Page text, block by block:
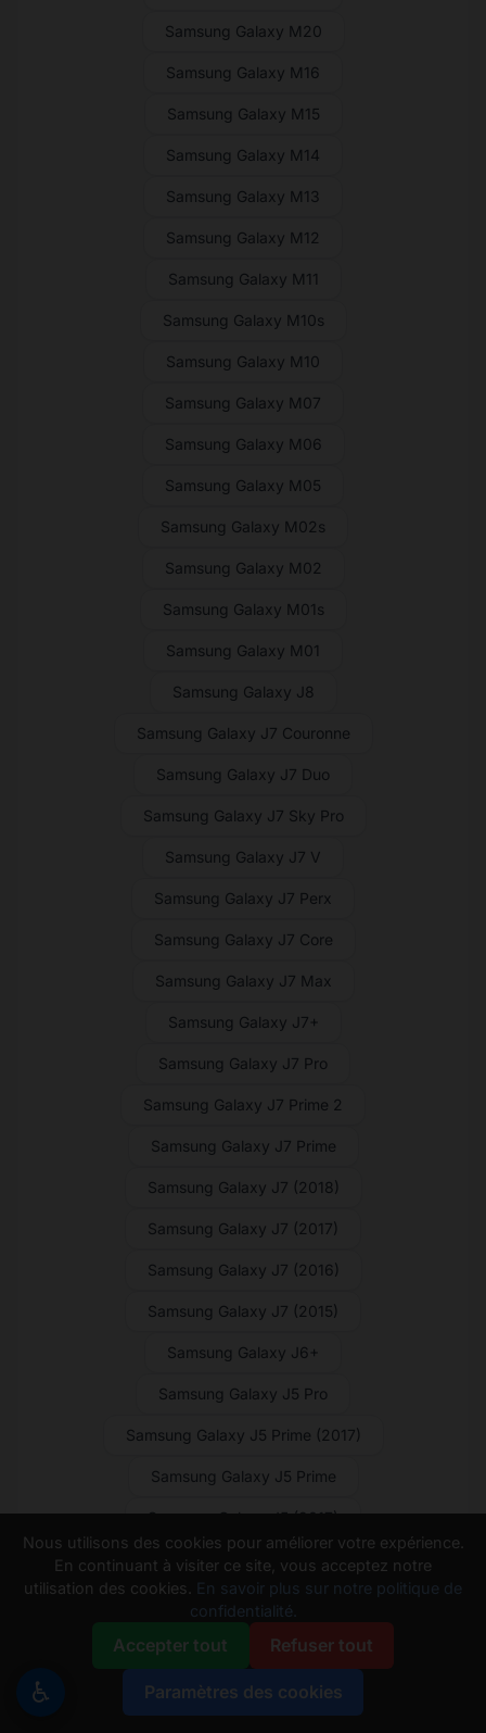
Samsung Galaxy M20
Samsung Galaxy M16
Samsung Galaxy M15
Samsung Galaxy M14
Samsung Galaxy M13
Samsung Galaxy M12
Samsung Galaxy M11
Samsung Galaxy M10s
Samsung Galaxy M10
Samsung Galaxy M07
Samsung Galaxy M06
Samsung Galaxy M05
Samsung Galaxy M02s
Samsung Galaxy M02
Samsung Galaxy M01s
Samsung Galaxy M01
Samsung Galaxy J8
Samsung Galaxy J7 Couronne
Samsung Galaxy J7 Duo
Samsung Galaxy J7 Sky Pro
Samsung Galaxy J7 V
Samsung Galaxy J7 Perx
Samsung Galaxy J7 Core
Samsung Galaxy J7 Max
Samsung Galaxy J7+
Samsung Galaxy J7 Pro
Samsung Galaxy J7 Prime 2
Samsung Galaxy J7 Prime
Samsung Galaxy J7 (2018)
Samsung Galaxy J7 (2017)
Samsung Galaxy J7 (2016)
Samsung Galaxy J7 (2015)
Samsung Galaxy J6+
Samsung Galaxy J5 Pro
Samsung Galaxy J5 Prime (2017)
Samsung Galaxy J5 Prime
Samsung Galaxy J5 (2017)
Samsung Galaxy J5 (2016)
Samsung Galaxy J5 (2015)
Samsung Galaxy J4 Core
Samsung Galaxy J4+
♿
Nous utilisons des cookies pour améliorer votre expérience.
En continuant à visiter ce site, vous acceptez notre
utilisation des cookies.
En savoir plus sur notre politique de
confidentialité.
Accepter tout Refuser tout
Paramètres des cookies